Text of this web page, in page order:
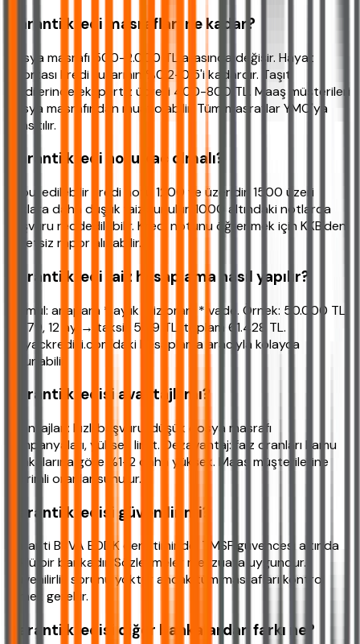
Garanti kredi masrafları ne kadar?
Dosya masrafı 500-2.000 TL arasında değişir. Hayat
sigortası kredi tutarının %0,2-0,5'i kadardır. Taşıt
kredilerinde ekspertiz ücreti 400-800 TL. Maaş müşterileri
dosya masrafından muaf olabilir. Tüm masraflar YMO'ya
yansıtılır.
Garanti kredi notu kaç olmalı?
Kabul edilebilir kredi notu 1200 ve üzeridir. 1500 üzeri
notlara daha düşük faiz sunulur. 1000 altındaki notlarda
başvuru reddedilebilir. Kredi notunu öğrenmek için KKB'den
ücretsiz rapor alınabilir.
Garanti kredi faiz hesaplama nasıl yapılır?
Formül: anapara * aylık faiz oranı * vade. Örnek: 50.000 TL,
%3,79, 12 ay → taksit 5.119 TL, toplam 61.428 TL.
ihtiyackredisi.com'daki hesaplama aracıyla kolayca
bulunabilir.
Garanti kredisi avantajlı mı?
Avantajları: hızlı başvuru, düşük dosya masrafı
kampanyaları, yüksek limit. Dezavantaj: faiz oranları kamu
bankalarına göre %1-2 daha yüksek. Maaş müşterilerine
indirimli oranlar sunulur.
Garanti kredisi güvenilir mi?
Garanti BBVA BDDK denetiminde, TMSF güvencesi altında
köklü bir bankadır. Sözleşmeler mevzuata uygundur.
Güvenilirlik sorunu yoktur ancak tüm masrafları kontrol
etmek gerekir.
Garanti kredisi diğer bankalardan farkı ne?